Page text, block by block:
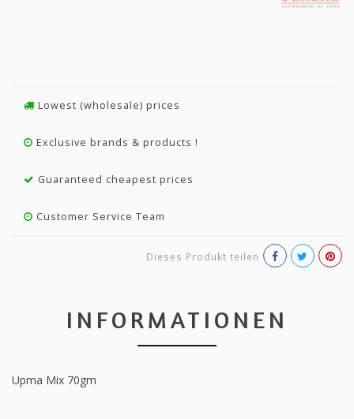
Lowest (wholesale) prices
Exclusive brands & products !
Guaranteed cheapest prices
Customer Service Team
Dieses Produkt teilen
INFORMATIONEN
Upma Mix 70gm